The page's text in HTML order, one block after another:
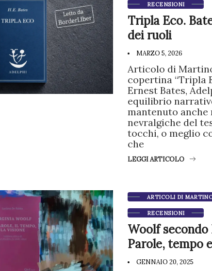
RECENSIONI
Tripla Eco.
dei ruoli
MARZO 5, 2026
Articolo di
copertina “Tripla
Ernest Bates,
equilibrio
mantenuto
nevralgiche del
tocchi, o meglio
che
LEGGI ARTICOLO
ARTICOLI DI
RECENSIONI
Woolf secondo
Parole, tempo
GENNAIO 20, 2025